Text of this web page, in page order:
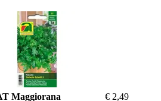
Maggiorana
€ 2,49